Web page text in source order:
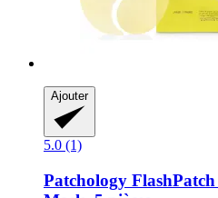
Ajouter
5.0 (1)
Patchology